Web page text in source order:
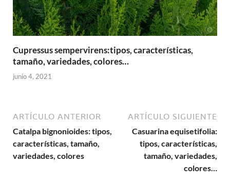
Cupressus sempervirens:tipos, características,
tamaño, variedades, colores…
junio 4, 2021
ARTÍCULO ANTERIOR
Catalpa bignonioides: tipos,
características, tamaño,
variedades, colores
ARTÍCULO SIGUIENTE
Casuarina equisetifolia:
tipos, características,
tamaño, variedades,
colores…